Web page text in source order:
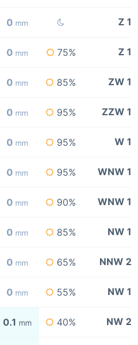
0 mm Z 1
0 mm 75% Z 1
0 mm 85% ZW 1
0 mm 95% ZZW 1
0 mm 95% W 1
0 mm 95% WNW 1
0 mm 90% WNW 1
0 mm 85% NW 1
0 mm 65% NNW 2
0 mm 55% NW 1
0.1 mm 40% NW 2